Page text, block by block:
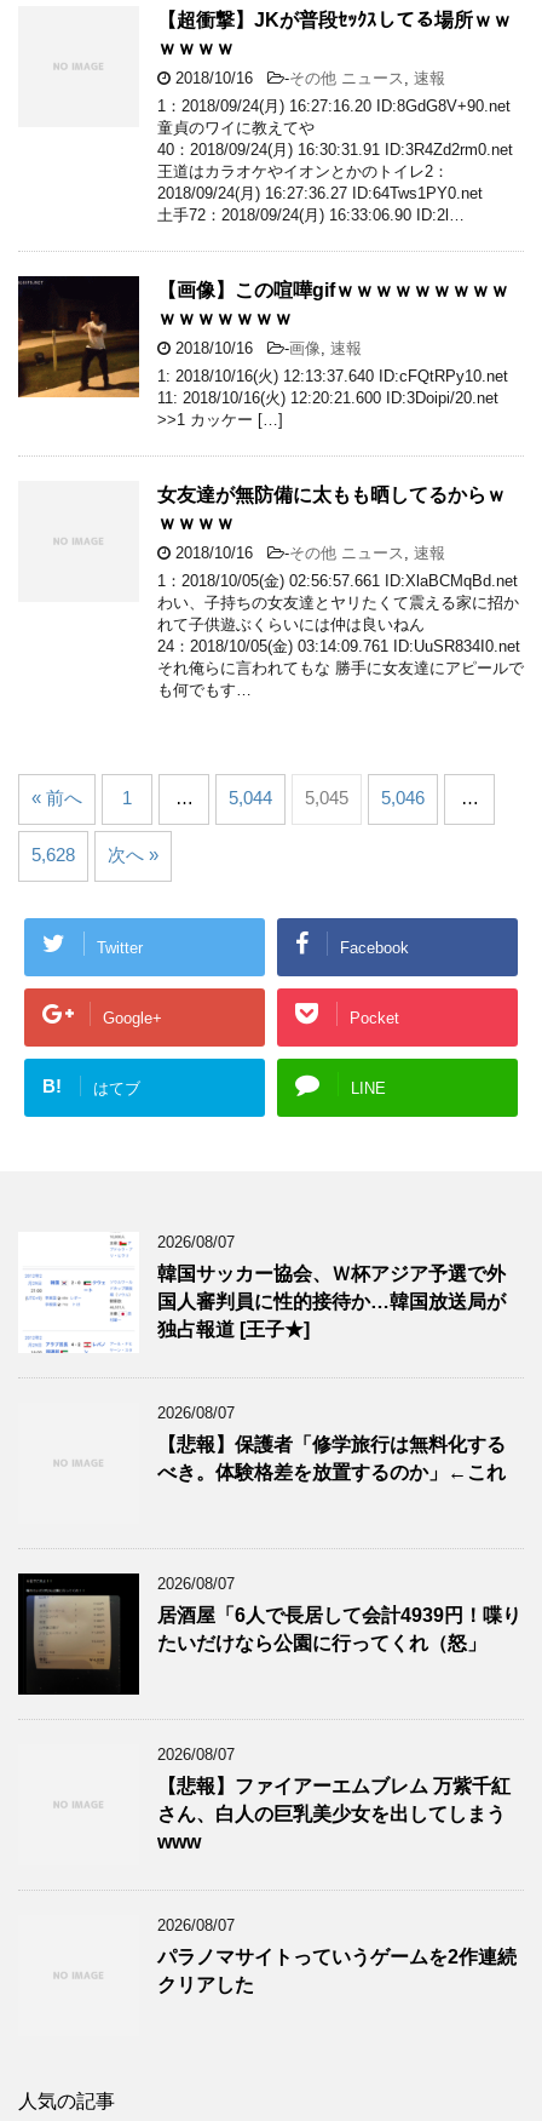
【超衝撃】JKが普段ｾｯｸｽしてる場所ｗｗ
ｗｗｗｗ
2018/10/16 -その他 ニュース , 速報
1：2018/09/24(月) 16:27:16.20 ID:8GdG8V+90.net
童貞のワイに教えてや
40：2018/09/24(月) 16:30:31.91 ID:3R4Zd2rm0.net
王道はカラオケやイオンとかのトイレ2：
2018/09/24(月) 16:27:36.27 ID:64Tws1PY0.net
土手72：2018/09/24(月) 16:33:06.90 ID:2l…
【画像】この喧嘩gifｗｗｗｗｗｗｗｗｗ
ｗｗｗｗｗｗｗ
2018/10/16 -画像, 速報
1: 2018/10/16(火) 12:13:37.640 ID:cFQtRPy10.net
11: 2018/10/16(火) 12:20:21.600 ID:3Doipi/20.net
>>1 カッケー […]
女友達が無防備に太もも晒してるからｗ
ｗｗｗｗ
2018/10/16 -その他 ニュース , 速報
1：2018/10/05(金) 02:56:57.661 ID:XlaBCMqBd.net
わい、子持ちの女友達とヤリたくて震える家に招か
れて子供遊ぶくらいには仲は良いねん
24：2018/10/05(金) 03:14:09.761 ID:UuSR834I0.net
それ俺らに言われてもな 勝手に女友達にアピールで
も何でもす…
« 前へ 1 … 5,044 5,045 5,046 …
5,628 次へ »
Twitter Facebook
Google+ Pocket
B! はてブ LINE
2026/08/07
韓国サッカー協会、Ｗ杯アジア予選で外
国人審判員に性的接待か…韓国放送局が
独占報道 [王子★]
2026/08/07
【悲報】保護者「修学旅行は無料化する
べき。体験格差を放置するのか」←これ
2026/08/07
居酒屋「6人で長居して会計4939円！喋り
たいだけなら公園に行ってくれ（怒」
2026/08/07
【悲報】ファイアーエムブレム 万紫千紅
さん、白人の巨乳美少女を出してしまう
www
2026/08/07
パラノマサイトっていうゲームを2作連続
クリアした
人気の記事